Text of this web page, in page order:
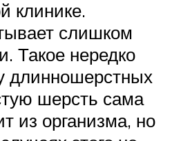
клинике.
слишком
Такое нередко
длинношерстных
шерсть сама
из организма, но